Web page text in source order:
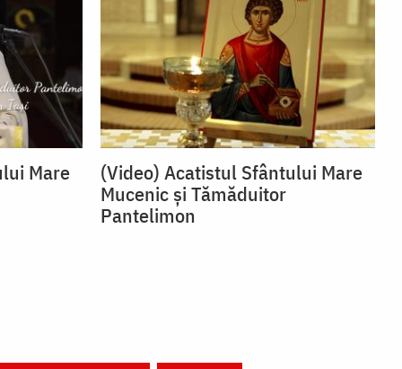
Mare
(Video) Acatistul Sfântului Mare
Mucenic și Tămăduitor
Pantelimon